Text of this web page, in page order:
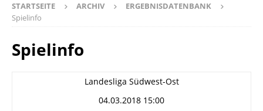
STARTSEITE ARCHIV
ERGEBNISDATENBANK
Spielinfo
Spielinfo
Landesliga Südwest-Ost
04.03.2018 15:00